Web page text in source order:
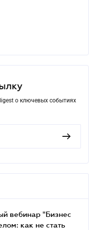
о ключевых событиях
вебинар "Бизнес
как не стать